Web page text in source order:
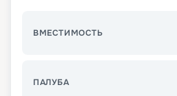
ВМЕСТИМОСТЬ
ПАЛУБА